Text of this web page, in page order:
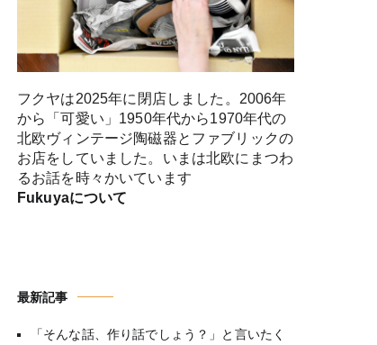
フクヤは2025年に閉店しました。2006年
から「可愛い」1950年代から1970年代の
北欧ヴィンテージ陶磁器とファブリックの
お店をしていました。いまは北欧にまつわ
るお話を時々かいています
Fukuyaについて
最新記事
「そんな話、作り話でしょう？」と言いたく